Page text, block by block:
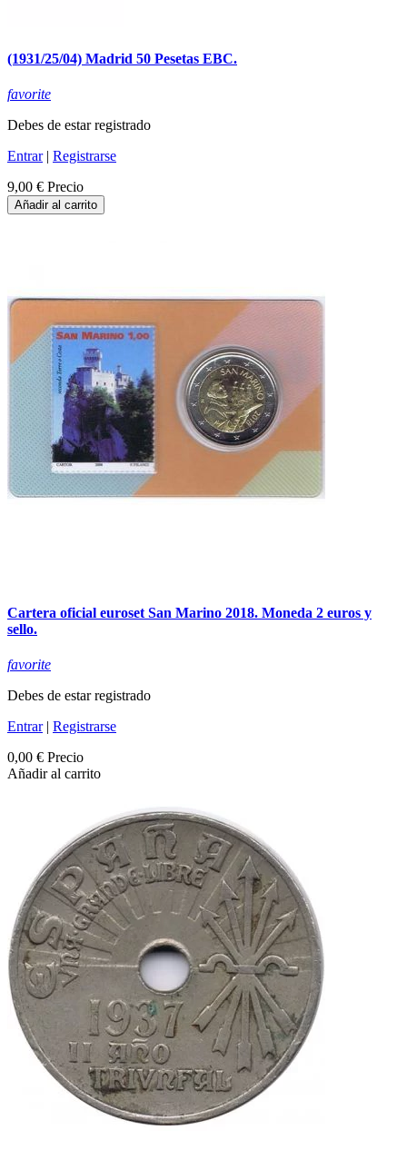
(1931/25/04) Madrid 50 Pesetas EBC.
favorite
Debes de estar registrado
Entrar| Registrarse
9,00 € Precio
Añadir al carrito
Cartera oficial euroset San Marino 2018. Moneda 2 euros y
sello.
favorite
Debes de estar registrado
Entrar| Registrarse
0,00 € Precio
Añadir al carrito